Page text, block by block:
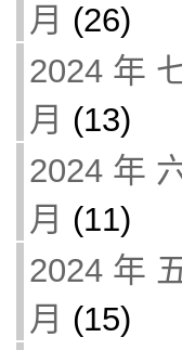
月 (26)
2024 年
月 (13)
2024 年
月 (11)
2024 年
月 (15)